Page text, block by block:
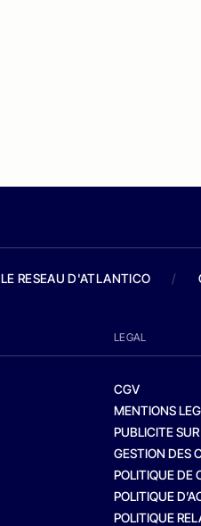
LE RESEAU D'ATLANTICO /
LEGAL
CGV
MENTIONS
PUBLICITE
GESTION DES
POLITIQUE DE
POLITIQUE
POLITIQUE